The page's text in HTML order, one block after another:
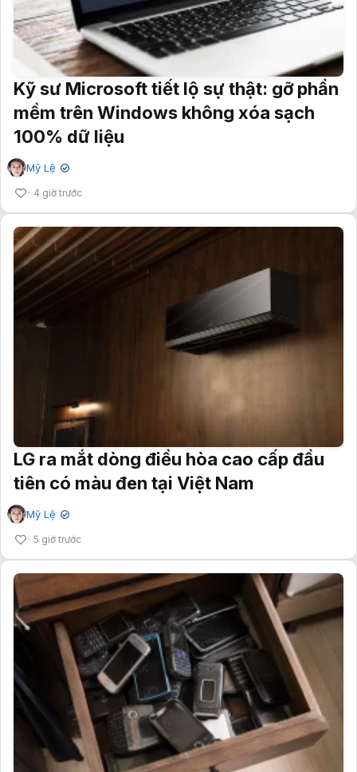
Kỹ sư Microsoft tiết lộ sự thật: gỡ phần
mềm trên Windows không xóa sạch
100% dữ liệu
Mỹ Lệ ✔
4 giờ trước
LG ra mắt dòng điều hòa cao cấp đầu
tiên có màu đen tại Việt Nam
Mỹ Lệ ✔
5 giờ trước